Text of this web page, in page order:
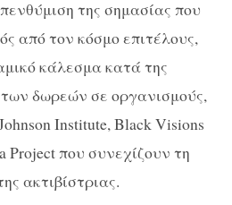
της σημασίας που
από τον κόσμο επιτέλους,
κάλεσμα κατά της
δωρεών σε οργανισμούς,
Institute, Black Visions
Project που συνεχίζουν τη
ακτιβίστριας.